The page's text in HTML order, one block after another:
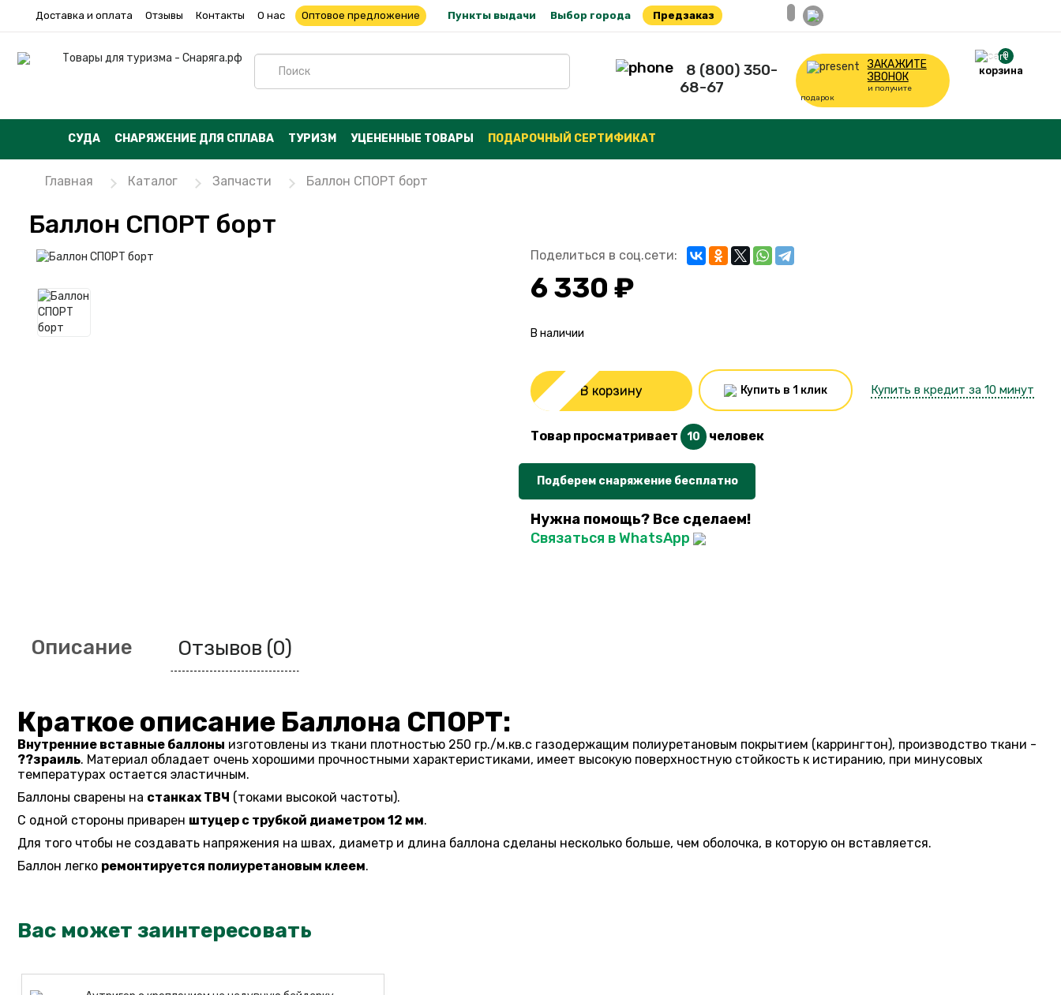
Доставка и оплата Отзывы Контакты О нас Оптовое предложение Пункты выдачи Выбор города Предзаказ
8 (800) 350-
68-67
ЗАКАЖИТЕ
ЗВОНОК
и получите
подарок
0
корзина
СУДА СНАРЯЖЕНИЕ ДЛЯ СПЛАВА ТУРИЗМ УЦЕНЕННЫЕ ТОВАРЫ ПОДАРОЧНЫЙ СЕРТИФИКАТ
Главная Каталог Запчасти Баллон СПОРТ борт
Баллон СПОРТ борт
Поделиться в соц.сети:
6 330 ₽
В наличии
В корзину Купить в 1 клик Купить в кредит за 10 минут
Товар просматривает 10 человек
Подберем снаряжение бесплатно
Нужна помощь? Все сделаем!
Связаться в WhatsApp
Описание Отзывов (0)
Краткое описание Баллона СПОРТ:
Внутренние вставные баллоны изготовлены из ткани плотностью 250 гр./м.кв.с газодержащим полиуретановым покрытием (каррингтон), производство ткани -
??зраиль. Материал обладает очень хорошими прочностными характеристиками, имеет высокую поверхностную стойкость к истиранию, при минусовых
температурах остается эластичным.
Баллоны сварены на станках ТВЧ (токами высокой частоты).
С одной стороны приварен штуцер с трубкой диаметром 12 мм.
Для того чтобы не создавать напряжения на швах, диаметр и длина баллона сделаны несколько больше, чем оболочка, в которую он вставляется.
Баллон легко ремонтируется полиуретановым клеем.
Вас может заинтересовать